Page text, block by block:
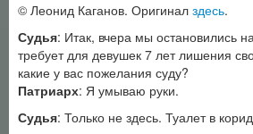
© Леонид Каганов. Оригинал здесь.
Судья: Итак, вчера мы остановились
требует для девушек 7 лет лишения
какие у вас пожелания суду?
Патриарх: Я умываю руки.
Судья: Только не здесь. Туалет в